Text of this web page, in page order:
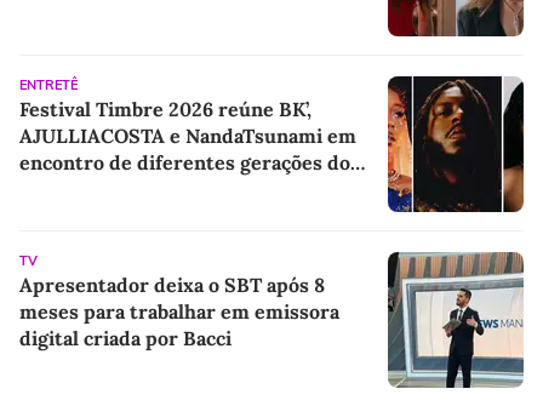
ENTRETÊ
Festival Timbre 2026 reúne BK’,
AJULLIACOSTA e NandaTsunami em
encontro de diferentes gerações do
TV
Apresentador deixa o SBT após 8
meses para trabalhar em emissora
digital criada por Bacci